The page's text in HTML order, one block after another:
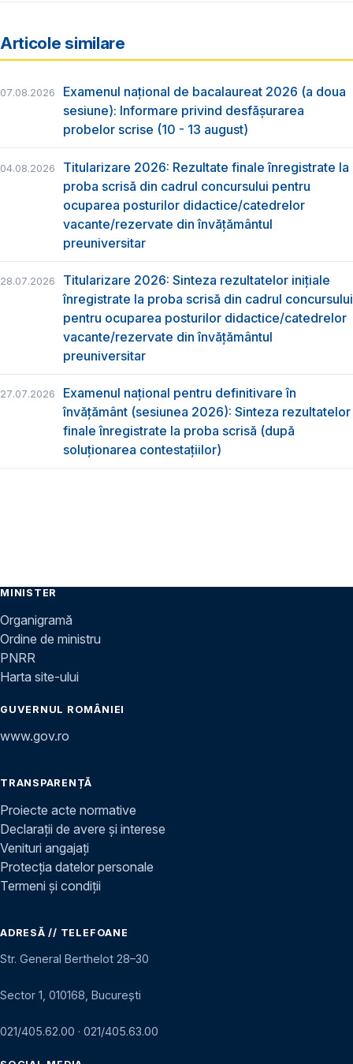
Articole similare
07.08.2026
Examenul național de bacalaureat 2026 (a doua
sesiune): Informare privind desfășurarea
probelor scrise (10 - 13 august)
04.08.2026
Titularizare 2026: Rezultate finale înregistrate la
proba scrisă din cadrul concursului pentru
ocuparea posturilor didactice/catedrelor
vacante/rezervate din învăţământul
preuniversitar
28.07.2026
Titularizare 2026: Sinteza rezultatelor inițiale
înregistrate la proba scrisă din cadrul concursului
pentru ocuparea posturilor didactice/catedrelor
vacante/rezervate din învăţământul
preuniversitar
27.07.2026
Examenul național pentru definitivare în
învățământ (sesiunea 2026): Sinteza rezultatelor
finale înregistrate la proba scrisă (după
soluționarea contestațiilor)
MINISTER
Organigramă
Ordine de ministru
PNRR
Harta site-ului
GUVERNUL ROMÂNIEI
www.gov.ro
TRANSPARENȚĂ
Proiecte acte normative
Declarații de avere și interese
Venituri angajați
Protecția datelor personale
Termeni și condiții
ADRESĂ // TELEFOANE
Str. General Berthelot 28–30
Sector 1, 010168, București
021/405.62.00 · 021/405.63.00